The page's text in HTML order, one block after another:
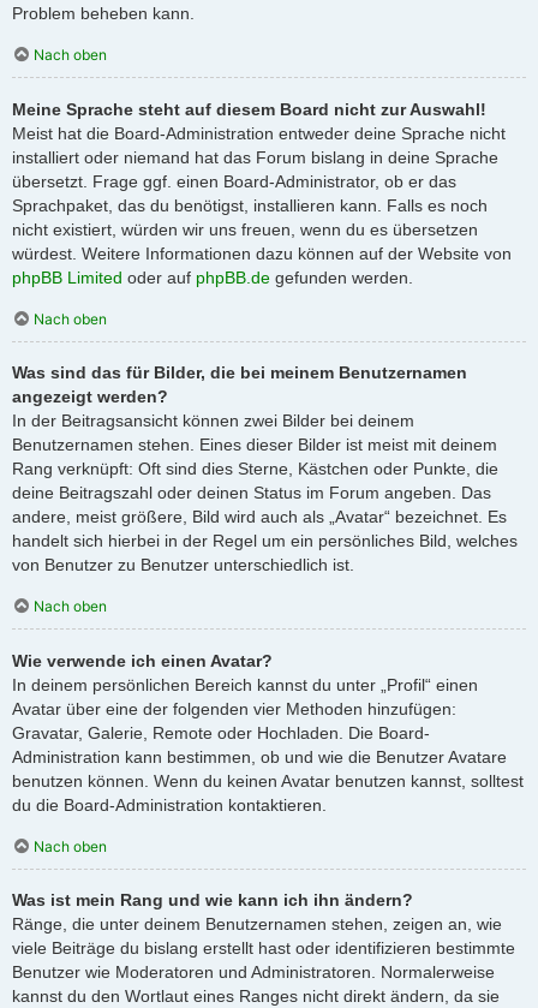
Problem beheben kann.
Nach oben
Meine Sprache steht auf diesem Board nicht zur Auswahl!
Meist hat die Board-Administration entweder deine Sprache nicht
installiert oder niemand hat das Forum bislang in deine Sprache
übersetzt. Frage ggf. einen Board-Administrator, ob er das
Sprachpaket, das du benötigst, installieren kann. Falls es noch
nicht existiert, würden wir uns freuen, wenn du es übersetzen
würdest. Weitere Informationen dazu können auf der Website von
phpBB Limited oder auf phpBB.de gefunden werden.
Nach oben
Was sind das für Bilder, die bei meinem Benutzernamen
angezeigt werden?
In der Beitragsansicht können zwei Bilder bei deinem
Benutzernamen stehen. Eines dieser Bilder ist meist mit deinem
Rang verknüpft: Oft sind dies Sterne, Kästchen oder Punkte, die
deine Beitragszahl oder deinen Status im Forum angeben. Das
andere, meist größere, Bild wird auch als „Avatar“ bezeichnet. Es
handelt sich hierbei in der Regel um ein persönliches Bild, welches
von Benutzer zu Benutzer unterschiedlich ist.
Nach oben
Wie verwende ich einen Avatar?
In deinem persönlichen Bereich kannst du unter „Profil“ einen
Avatar über eine der folgenden vier Methoden hinzufügen:
Gravatar, Galerie, Remote oder Hochladen. Die Board-
Administration kann bestimmen, ob und wie die Benutzer Avatare
benutzen können. Wenn du keinen Avatar benutzen kannst, solltest
du die Board-Administration kontaktieren.
Nach oben
Was ist mein Rang und wie kann ich ihn ändern?
Ränge, die unter deinem Benutzernamen stehen, zeigen an, wie
viele Beiträge du bislang erstellt hast oder identifizieren bestimmte
Benutzer wie Moderatoren und Administratoren. Normalerweise
kannst du den Wortlaut eines Ranges nicht direkt ändern, da sie